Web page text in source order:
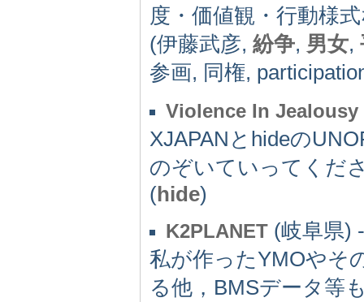
度・価値観・行動様
(伊藤武彦, 紛争, 男女,
参画, 同権,
Violence In Jealousy
XJAPANとhideの
のぞいていってくだ
(hide)
K2PLANET (岐阜県)
私が作ったYMOやそ
る他，BMSデータ等